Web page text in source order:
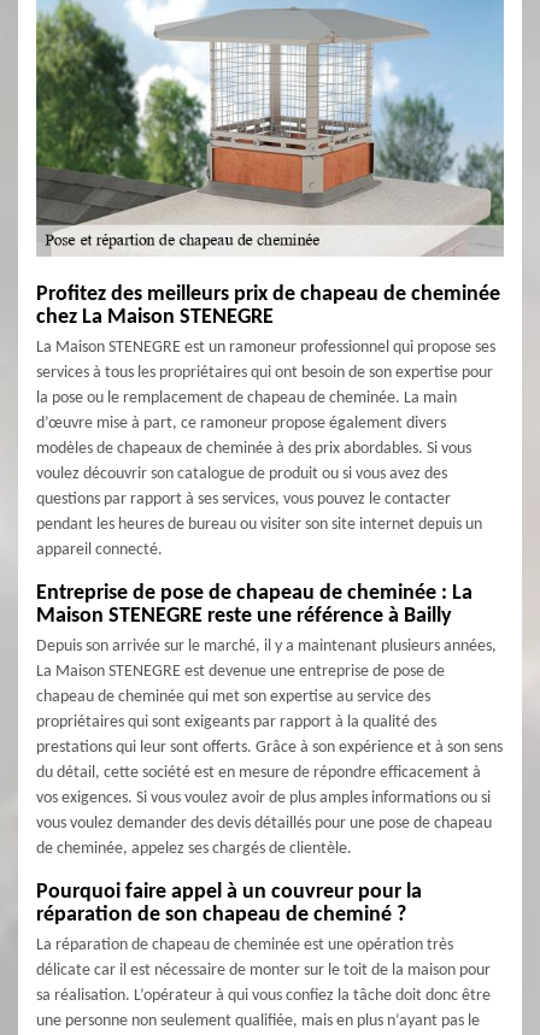
Profitez des meilleurs prix de chapeau de cheminée
chez La Maison STENEGRE
La Maison STENEGRE est un ramoneur professionnel qui propose ses
services à tous les propriétaires qui ont besoin de son expertise pour
la pose ou le remplacement de chapeau de cheminée. La main
d’œuvre mise à part, ce ramoneur propose également divers
modèles de chapeaux de cheminée à des prix abordables. Si vous
voulez découvrir son catalogue de produit ou si vous avez des
questions par rapport à ses services, vous pouvez le contacter
pendant les heures de bureau ou visiter son site internet depuis un
appareil connecté.
Entreprise de pose de chapeau de cheminée : La
Maison STENEGRE reste une référence à Bailly
Depuis son arrivée sur le marché, il y a maintenant plusieurs années,
La Maison STENEGRE est devenue une entreprise de pose de
chapeau de cheminée qui met son expertise au service des
propriétaires qui sont exigeants par rapport à la qualité des
prestations qui leur sont offerts. Grâce à son expérience et à son sens
du détail, cette société est en mesure de répondre efficacement à
vos exigences. Si vous voulez avoir de plus amples informations ou si
vous voulez demander des devis détaillés pour une pose de chapeau
de cheminée, appelez ses chargés de clientèle.
Pourquoi faire appel à un couvreur pour la
réparation de son chapeau de cheminé ?
La réparation de chapeau de cheminée est une opération très
délicate car il est nécessaire de monter sur le toit de la maison pour
sa réalisation. L’opérateur à qui vous confiez la tâche doit donc être
une personne non seulement qualifiée, mais en plus n’ayant pas le